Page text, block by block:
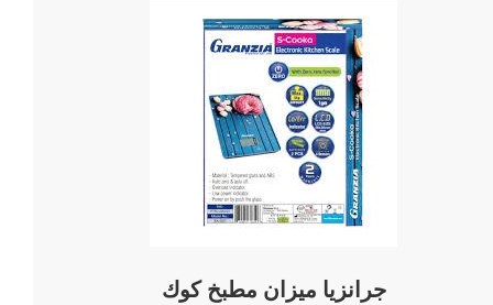
جرانزيا ميزان مطبخ كوك